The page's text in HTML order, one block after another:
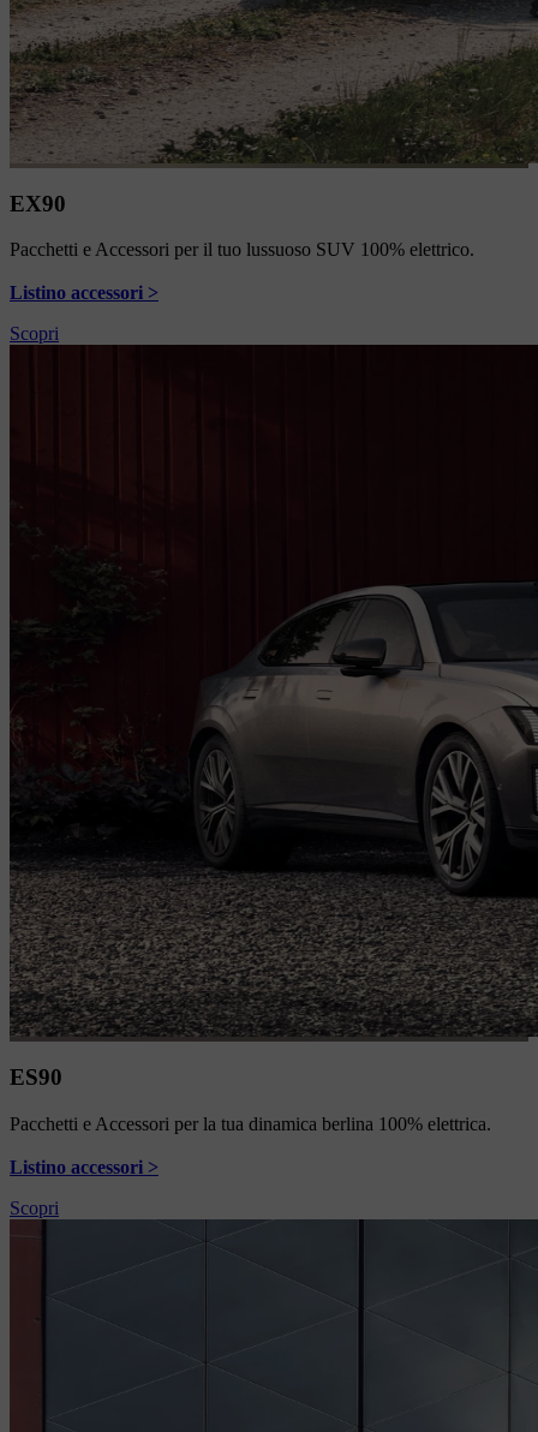
EX90
Pacchetti e Accessori per il tuo lussuoso SUV 100% elettrico.
Listino accessori >
Scopri
ES90
Pacchetti e Accessori per la tua dinamica berlina 100% elettrica.
Listino accessori >
Scopri